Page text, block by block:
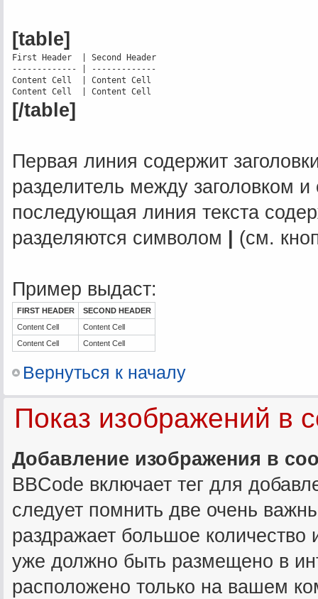
[table]
First Header  | Second Header
------------- | -------------
Content Cell  | Content Cell
[/table]
Первая линия содержит
разделитель между заголовком
последующая линия текста
разделяются символом | (см.
Пример выдаст:
FIRST HEADER
SECOND HEADER
Content Cell
Content Cell
Content Cell
Content Cell
Вернуться к началу
Показ изображений в
Добавление изображения в
BBCode включает тег для
следует помнить две очень
раздражает большое
уже должно быть размещено в
расположено только на вашем